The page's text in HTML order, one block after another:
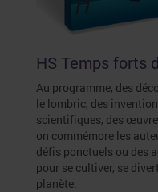
HS Temps forts
Au programme, des
le lombric, des
scientifiques, des
on commémore les
défis ponctuels ou des
pour se cultiver, se
planète.